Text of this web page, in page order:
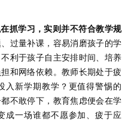
抓学习，实则并不符合教学规
过量补课，容易消磨孩子的学
利于孩子自主安排时间、培养
和网络依赖。教师长期处于疲
入新学期教学？更值得警惕的
不敢停下，教育焦虑便会在学
成一场谁都不愿参加、疲于应